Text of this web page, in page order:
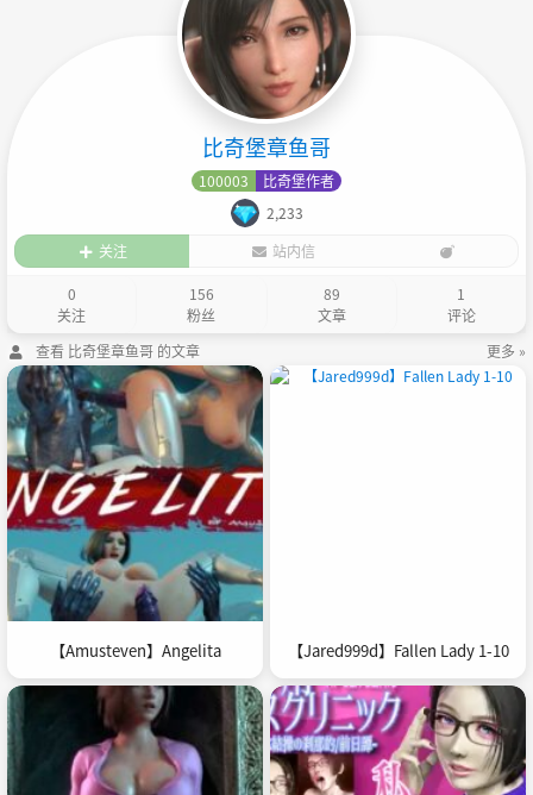
比奇堡章鱼哥
100003
比奇堡作者
2,233
关注
站内信
0
关注
156
粉丝
89
文章
1
评论
查看 比奇堡章鱼哥 的文章
更多 »
【Amusteven】Angelita 【Jared999d】Fallen Lady 1-10